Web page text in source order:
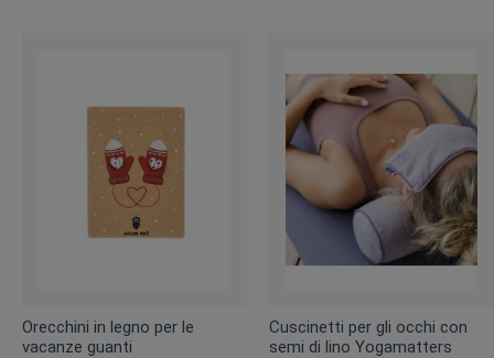
Orecchini in legno per le
vacanze guanti
Cuscinetti per gli occhi con
semi di lino Yogamatters